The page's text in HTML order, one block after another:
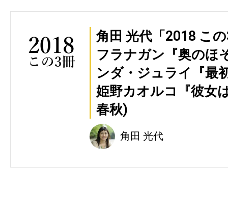
角田 光代「2018 こ
フラナガン『奥のほ
ンダ・ジュライ『最
姫野カオルコ『彼女
春秋)
角田 光代